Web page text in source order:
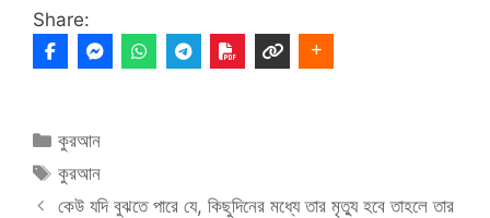
Share:
Categories
কুরআন
Tags
কুরআন
কেউ যদি বুঝতে পারে যে, কিছুদিনের মধ্যে তার মৃত্যু হবে তাহলে তার